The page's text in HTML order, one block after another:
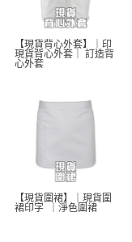
【現貨背心外套】｜印
現貨背心外套｜ 訂造背
心外套
【現貨圍裙】｜現貨圍
裙印字  ｜淨色圍裙